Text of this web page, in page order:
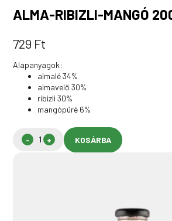
ALMA-RIBIZLI-MANGÓ
729 Ft
Alapanyagok:
almalé 34%
almavelő 30%
ribizli 30%
mangópüré 6%
KOSÁRBA